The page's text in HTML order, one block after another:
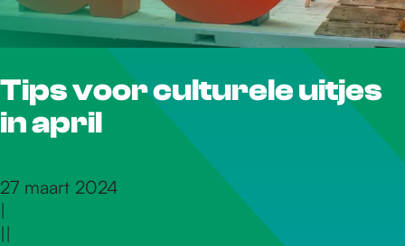
r
d
e
Tips voor culturele uitjes
in april
27 maart 2024
|
||